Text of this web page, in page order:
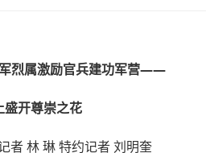
烈属激励官兵建功军营——
盛开尊崇之花
者 林 琳 特约记者 刘明奎